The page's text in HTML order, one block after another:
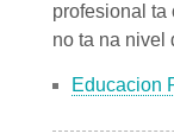
profesional ta
no ta na nivel
Educacion